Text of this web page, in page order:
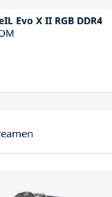
Evo X II RGB DDR4